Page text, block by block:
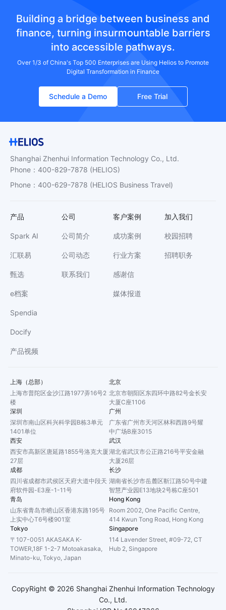
Building a bridge between business and
finance, turning insurmountable barriers
into accessible pathways.
Over 1/3 of China's Top 500 Enterprises are Using Helios to Promote
Digital Transformation in Finance
Schedule a Demo Free Trial
Shanghai Zhenhui Information Technology Co., Ltd.
Phone ： 400-829-7878 (HELIOS)
Phone ： 400-629-7878 (HELIOS Business Travel)
产品
Spark AI
汇联易
甄选
e档案
Spendia
Docify
产品视频
公司
公司简介
公司动态
联系我们
客户案例
成功案例
行业方案
感谢信
媒体报道
加入我们
校园招聘
招聘职务
上海（总部）
上海市普陀区金沙江路1977弄16号2
楼
北京
北京市朝阳区东四环中路82号金长安
大厦C座1106
深圳
深圳市南山区科兴科学园B栋3单元
1401单位
广州
广东省广州市天河区林和西路9号耀
中广场B座3015
西安
西安市高新区唐延路1855号洛克大厦
27层
武汉
湖北省武汉市公正路216号平安金融
大厦26层
成都
四川省成都市武侯区天府大道中段天
府软件园-E3座-1-11号
长沙
湖南省长沙市岳麓区靳江路50号中建
智慧产业园E13地块2号栋C座501
青岛
山东省青岛市崂山区香港东路195号
上实中心T6号楼901室
Hong Kong
Room 2002, One Pacific Centre,
414 Kwun Tong Road, Hong Kong
Tokyo
〒107-0051 AKASAKA K-
TOWER,18F 1-2-7 Motoakasaka,
Minato-ku, Tokyo, Japan
Singapore
114 Lavender Street, #09-72, CT
Hub 2, Singapore
CopyRight © 2026 Shanghai Zhenhui Information Technology
Co., Ltd.